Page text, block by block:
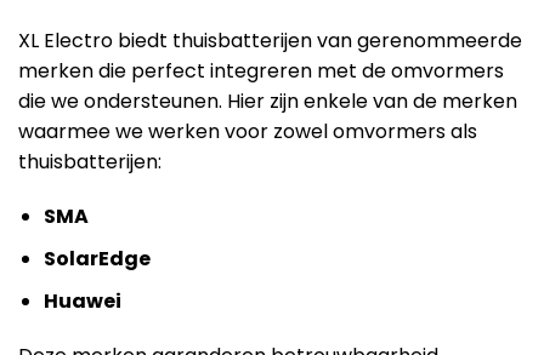
XL Electro biedt thuisbatterijen van gerenommeerde
merken die perfect integreren met de omvormers
die we ondersteunen. Hier zijn enkele van de merken
waarmee we werken voor zowel omvormers als
thuisbatterijen:
SMA
SolarEdge
Huawei